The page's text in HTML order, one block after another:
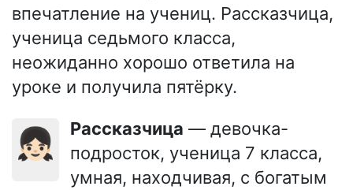
впечатление на учениц. Рассказчица,
ученица седьмого класса,
неожиданно хорошо ответила на
уроке и получила пятёрку.
👧🏻 Рассказчица — девочка-
подросток, ученица 7 класса,
умная, находчивая, с богатым